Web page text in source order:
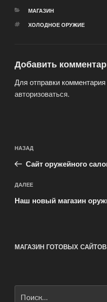
РУБРИКИ
МАГАЗИН
МЕТКИ
ХОЛОДНОЕ ОРУЖИЕ
Добавить
Для отправки
авторизоваться.
по
записям
Предыдущая
запись:
НАЗАД
Сайт оружейного
Следующая
запись
ДАЛЕЕ
Наш новый магазин
МАГАЗИН ГОТОВЫХ САЙТОВ